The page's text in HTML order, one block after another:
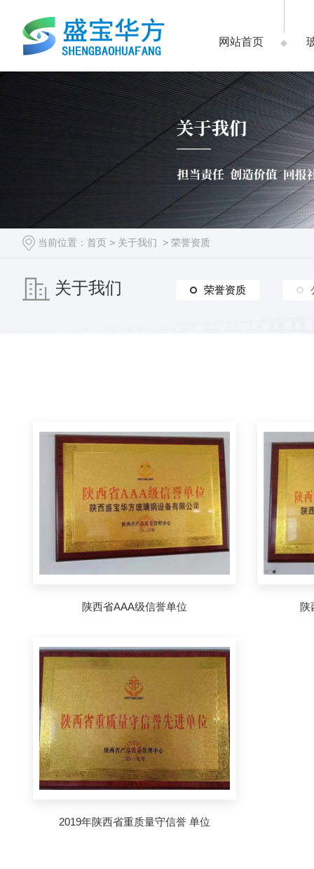
网站首页
当前位置： 首页 > 关于我们 > 荣誉资质
关于我们 荣誉资质
荣誉资质
陕西省AAA级信誉单位 陕
2019年陕西省重质量守信誉 单位